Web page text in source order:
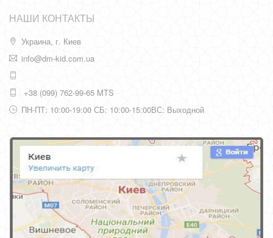
НАШИ КОНТАКТЫ
Украина, г. Киев
info@dm-kid.com.ua
+38 (099) 762-99-65 MTS
ПН-ПТ: 10:00-19:00 СБ: 10:00-15:00ВС: Выходной